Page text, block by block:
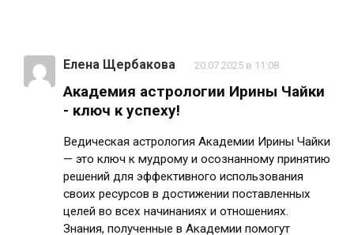
Елена Щербакова 20.07.2025 в 11:08
Академия астрологии Ирины Чайки
- ключ к успеху!
Ведическая астрология Академии Ирины Чайки
— это ключ к мудрому и осознанному принятию
решений для эффективного использования
своих ресурсов в достижении поставленных
целей во всех начинаниях и отношениях.
Знания, полученные в Академии помогут